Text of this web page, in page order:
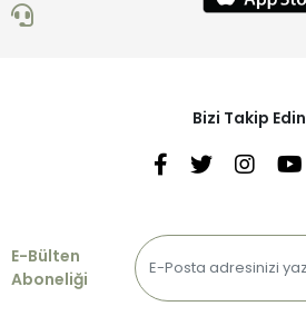
Bizi Takip Edin
E-Bülten
Aboneliği